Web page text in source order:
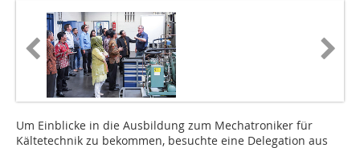
Um Einblicke in die Ausbildung zum Mechatroniker für
Kältetechnik zu bekommen, besuchte eine Delegation aus